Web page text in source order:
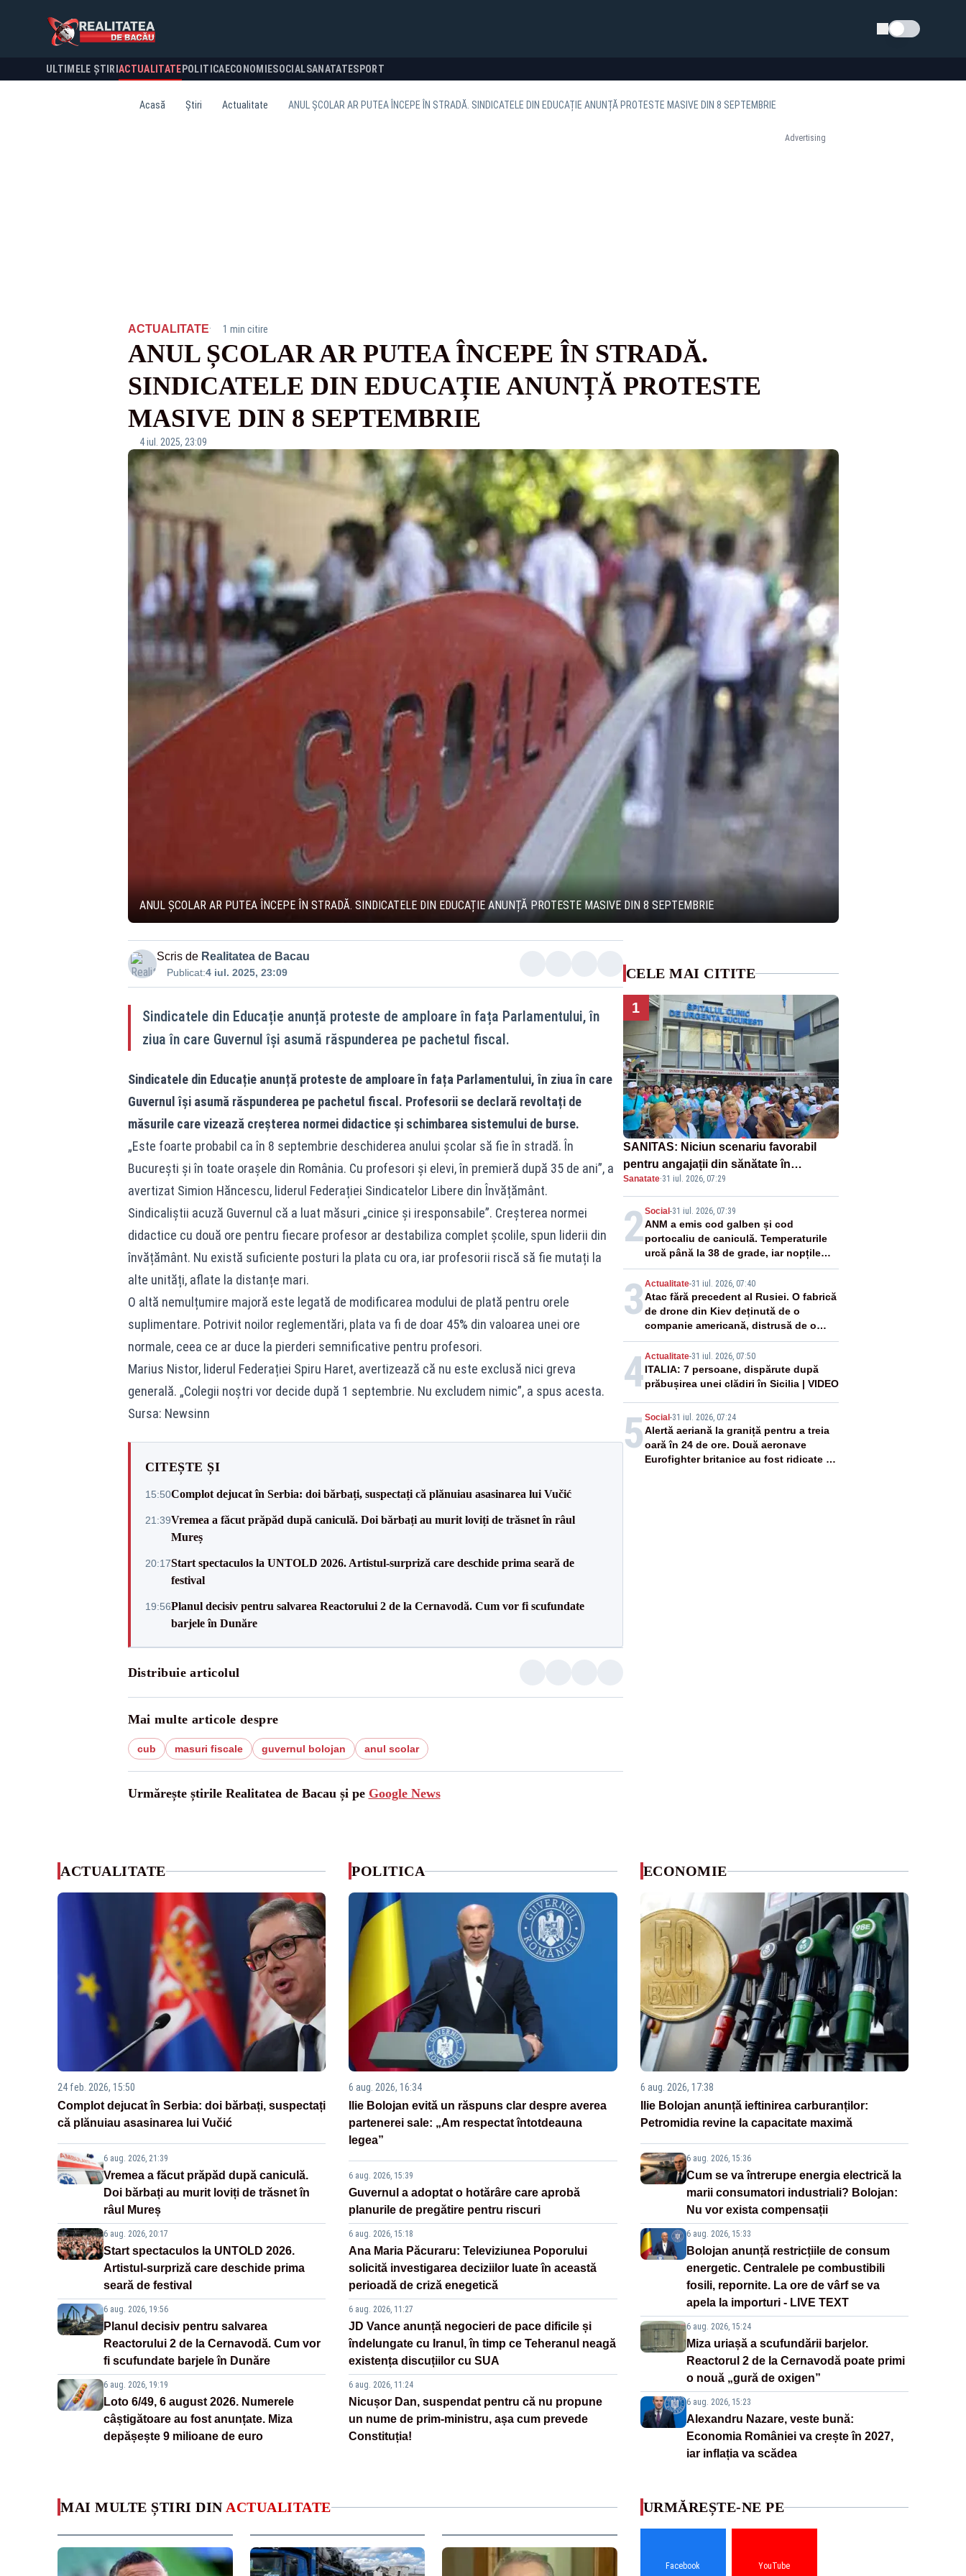
Schimba tema
ULTIMELE ȘTIRI ACTUALITATE POLITICA ECONOMIESOCIALSANATATESPORT
Acasă Știri Actualitate ANUL ȘCOLAR AR PUTEA ÎNCEPE ÎN STRADĂ. SINDICATELE DIN EDUCAȚIE ANUNȚĂ PROTESTE MASIVE DIN 8 SEPTEMBRIE
Advertising
ACTUALITATE· 1 min citire
ANUL ȘCOLAR AR PUTEA ÎNCEPE ÎN STRADĂ.
SINDICATELE DIN EDUCAȚIE ANUNȚĂ PROTESTE
MASIVE DIN 8 SEPTEMBRIE
4 iul. 2025, 23:09
ANUL ȘCOLAR AR PUTEA ÎNCEPE ÎN STRADĂ. SINDICATELE DIN EDUCAȚIE ANUNȚĂ PROTESTE MASIVE DIN 8 SEPTEMBRIE
Scris de Realitatea de Bacau
Publicat:4 iul. 2025, 23:09
Sindicatele din Educație anunță proteste de amploare în fața Parlamentului, în
ziua în care Guvernul își asumă răspunderea pe pachetul fiscal.
Sindicatele din Educație anunță proteste de amploare în fața Parlamentului, în ziua în care
Guvernul își asumă răspunderea pe pachetul fiscal. Profesorii se declară revoltați de
măsurile care vizează creșterea normei didactice și schimbarea sistemului de burse.
„Este foarte probabil ca în 8 septembrie deschiderea anului școlar să fie în stradă. În
București și în toate orașele din România. Cu profesori și elevi, în premieră după 35 de ani”, a
avertizat Simion Hăncescu, liderul Federației Sindicatelor Libere din Învățământ.
Sindicaliștii acuză Guvernul că a luat măsuri „cinice și iresponsabile”. Creșterea normei
didactice cu două ore pentru fiecare profesor ar destabiliza complet școlile, spun liderii din
învățământ. Nu există suficiente posturi la plata cu ora, iar profesorii riscă să fie mutați la
alte unități, aflate la distanțe mari.
O altă nemulțumire majoră este legată de modificarea modului de plată pentru orele
suplimentare. Potrivit noilor reglementări, plata va fi de doar 45% din valoarea unei ore
normale, ceea ce ar duce la pierderi semnificative pentru profesori.
Marius Nistor, liderul Federației Spiru Haret, avertizează că nu este exclusă nici greva
generală. „Colegii noștri vor decide după 1 septembrie. Nu excludem nimic”, a spus acesta.
Sursa: Newsinn
CITEȘTE ȘI
15:50Complot dejucat în Serbia: doi bărbați, suspectați că plănuiau asasinarea lui Vučić
21:39Vremea a făcut prăpăd după caniculă. Doi bărbați au murit loviți de trăsnet în râul
Mureș
20:17Start spectaculos la UNTOLD 2026. Artistul-surpriză care deschide prima seară de
festival
19:56Planul decisiv pentru salvarea Reactorului 2 de la Cernavodă. Cum vor fi scufundate
barjele în Dunăre
Distribuie articolul
Mai multe articole despre
cub masuri fiscale guvernul bolojan anul scolar
Urmărește știrile Realitatea de Bacau și pe Google News
CELE MAI CITITE
1
SANITAS: Niciun scenariu favorabil
pentru angajații din sănătate în
proiectul Legii salarizării
Sanatate·31 iul. 2026, 07:29
2Social -31 iul. 2026, 07:39
ANM a emis cod galben și cod
portocaliu de caniculă. Temperaturile
urcă până la 38 de grade, iar nopțile
devin tropicale
3 Actualitate-31 iul. 2026, 07:40
Atac fără precedent al Rusiei. O fabrică
de drone din Kiev deținută de o
companie americană, distrusă de o
rachetă rusească
4Actualitate-31 iul. 2026, 07:50
ITALIA: 7 persoane, dispărute după
prăbușirea unei clădiri în Sicilia | VIDEO
5 Social -31 iul. 2026, 07:24
Alertă aeriană la graniță pentru a treia
oară în 24 de ore. Două aeronave
Eurofighter britanice au fost ridicate de
ACTUALITATE
24 feb. 2026, 15:50
Complot dejucat în Serbia: doi bărbați, suspectați
că plănuiau asasinarea lui Vučić
6 aug. 2026, 21:39
Vremea a făcut prăpăd după caniculă.
Doi bărbați au murit loviți de trăsnet în
râul Mureș
6 aug. 2026, 20:17
Start spectaculos la UNTOLD 2026.
Artistul-surpriză care deschide prima
seară de festival
6 aug. 2026, 19:56
Planul decisiv pentru salvarea
Reactorului 2 de la Cernavodă. Cum vor
fi scufundate barjele în Dunăre
6 aug. 2026, 19:19
Loto 6/49, 6 august 2026. Numerele
câștigătoare au fost anunțate. Miza
depășește 9 milioane de euro
POLITICA
6 aug. 2026, 16:34
Ilie Bolojan evită un răspuns clar despre averea
partenerei sale: „Am respectat întotdeauna
legea”
6 aug. 2026, 15:39
Guvernul a adoptat o hotărâre care aprobă
planurile de pregătire pentru riscuri
6 aug. 2026, 15:18
Ana Maria Păcuraru: Televiziunea Poporului
solicită investigarea deciziilor luate în această
perioadă de criză enegetică
6 aug. 2026, 11:27
JD Vance anunță negocieri de pace dificile și
îndelungate cu Iranul, în timp ce Teheranul neagă
existența discuțiilor cu SUA
6 aug. 2026, 11:24
Nicușor Dan, suspendat pentru că nu propune
un nume de prim-ministru, așa cum prevede
Constituția!
ECONOMIE
6 aug. 2026, 17:38
Ilie Bolojan anunță ieftinirea carburanților:
Petromidia revine la capacitate maximă
6 aug. 2026, 15:36
Cum se va întrerupe energia electrică la
marii consumatori industriali? Bolojan:
Nu vor exista compensații
6 aug. 2026, 15:33
Bolojan anunță restricțiile de consum
energetic. Centralele pe combustibili
fosili, repornite. La ore de vârf se va
apela la importuri - LIVE TEXT
6 aug. 2026, 15:24
Miza uriașă a scufundării barjelor.
Reactorul 2 de la Cernavodă poate primi
o nouă „gură de oxigen”
6 aug. 2026, 15:23
Alexandru Nazare, veste bună:
Economia României va crește în 2027,
iar inflația va scădea
MAI MULTE ȘTIRI DIN ACTUALITATE URMĂREȘTE-NE PE
Facebook YouTube